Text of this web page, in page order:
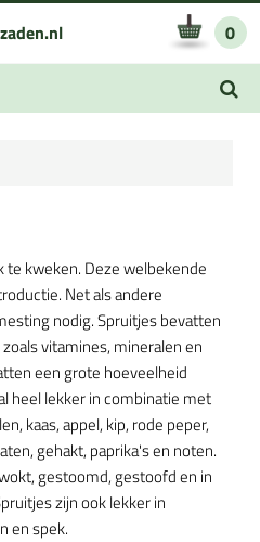
zaden.nl 0
kweken. Deze welbekende
Net als andere
nodig. Spruitjes bevatten
vitamines, mineralen en
een grote hoeveelheid
heel lekker in combinatie met
kaas, appel, kip, rode peper,
gehakt, paprika's en noten.
gestoomd, gestoofd en in
zijn ook lekker in
en spek.